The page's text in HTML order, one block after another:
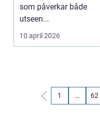
som påverkar både
utseen...
10 april 2026
1 … 62